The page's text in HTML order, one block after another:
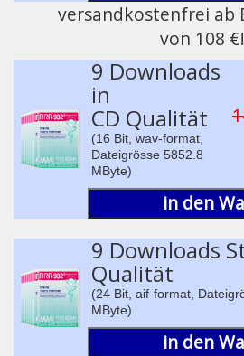
versandkostenfrei ab
von 108 €!
9 Downloads
in
CD Qualität
(16 Bit, wav-format,
Dateigrösse 5852.8
MByte)
in den
9 Downloads
Qualität
(24 Bit, aif-format,
MByte)
in den